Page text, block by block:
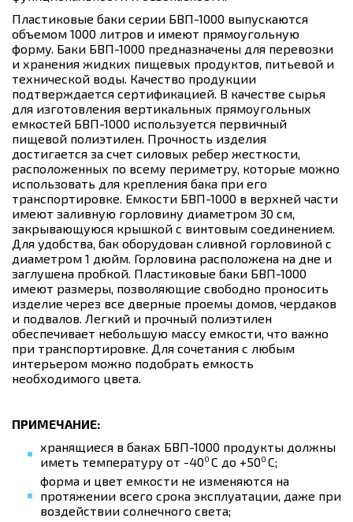
Пластиковые баки серии БВП-1000 выпускаются
объемом 1000 литров и имеют прямоугольную
форму. Баки БВП-1000 предназначены для перевозки
и хранения жидких пищевых продуктов, питьевой и
технической воды. Качество продукции
подтверждается сертификацией. В качестве сырья
для изготовления вертикальных прямоугольных
емкостей БВП-1000 используется первичный
пищевой полиэтилен. Прочность изделия
достигается за счет силовых ребер жесткости,
расположенных по всему периметру, которые можно
использовать для крепления бака при его
транспортировке. Емкости БВП-1000 в верхней части
имеют заливную горловину диаметром 30 см,
закрывающуюся крышкой с винтовым соединением.
Для удобства, бак оборудован сливной горловиной с
диаметром 1 дюйм. Горловина расположена на дне и
заглушена пробкой. Пластиковые баки БВП-1000
имеют размеры, позволяющие свободно проносить
изделие через все дверные проемы домов, чердаков
и подвалов. Легкий и прочный полиэтилен
обеспечивает небольшую массу емкости, что важно
при транспортировке. Для сочетания с любым
интерьером можно подобрать емкость
необходимого цвета.
ПРИМЕЧАНИЕ:
хранящиеся в баках БВП-1000 продукты должны
иметь температуру от -400 С до +500 С;
форма и цвет емкости не изменяются на
протяжении всего срока эксплуатации, даже при
воздействии солнечного света;